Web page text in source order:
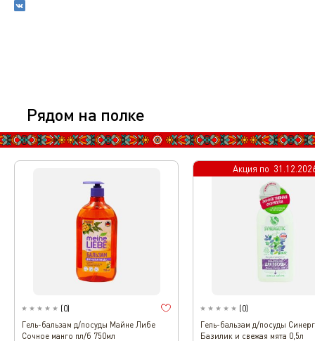
Рядом на полке
(0)
Гель-бальзам д/посуды Майне Либе
Сочное манго пл/б 750мл
Акция по
(0)
Гель-бальзам д/посуды
Базилик и свежая мята 0,5л